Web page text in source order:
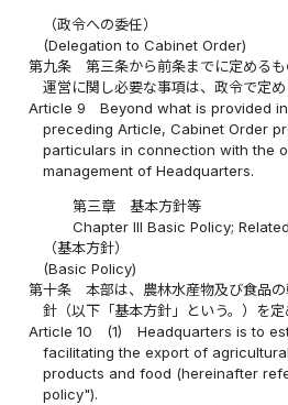
（政令への委任）
(Delegation to Cabinet Order)
第九条
第三条から前条までに定める
運営に関し必要な事項は、政令で定め
Article 9
Beyond what is provided
preceding Article, Cabinet Order
particulars in connection with the
management of Headquarters.
第三章 基本方針等
Chapter III Basic Policy;
（基本方針）
(Basic Policy)
第十条
本部は、農林水産物及び食品
針（以下「基本方針」という。）を定
Article 10
(1)
Headquarters is to
facilitating the export of
products and food (hereinafter
policy").